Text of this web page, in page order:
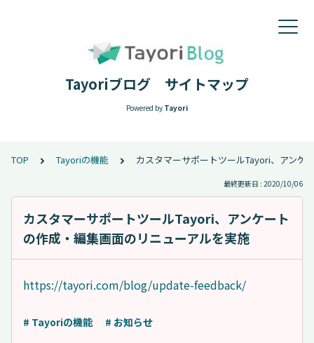
Tayoriブログ サイトマップ
Powered by Tayori
TOP Tayoriの機能 カスタマーサポートツールTayori、アンケ
最終更新日 : 2020/10/06
カスタマーサポートツールTayori、アンケート
の作成・編集画面のリニューアルを実施
https://tayori.com/blog/update-feedback/
# Tayoriの機能 # お知らせ